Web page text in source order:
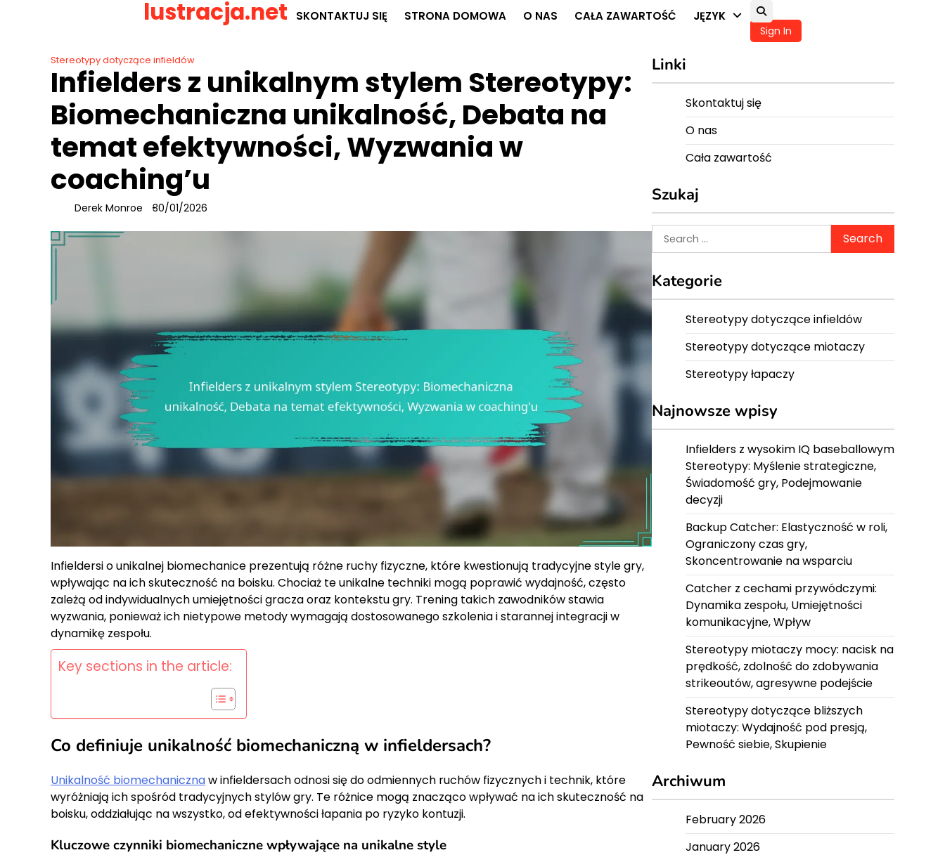
lustracja.net SKONTAKTUJ SIĘ STRONA DOMOWA O NAS CAŁA ZAWARTOŚĆ JĘZYK
Sign In
Stereotypy dotyczące infieldów
Infielders z unikalnym stylem Stereotypy:
Biomechaniczna unikalność, Debata na
temat efektywności, Wyzwania w
coaching’u
Derek Monroe 30/01/2026
Infieldersi o unikalnej biomechanice prezentują różne ruchy fizyczne, które kwestionują tradycyjne style gry,
wpływając na ich skuteczność na boisku. Chociaż te unikalne techniki mogą poprawić wydajność, często
zależą od indywidualnych umiejętności gracza oraz kontekstu gry. Trening takich zawodników stawia
wyzwania, ponieważ ich nietypowe metody wymagają dostosowanego szkolenia i starannej integracji w
dynamikę zespołu.
Key sections in the article:
Co definiuje unikalność biomechaniczną w infieldersach?
Unikalność biomechanicznaw infieldersach odnosi się do odmiennych ruchów fizycznych i technik, które
wyróżniają ich spośród tradycyjnych stylów gry. Te różnice mogą znacząco wpływać na ich skuteczność na
boisku, oddziałując na wszystko, od efektywności łapania po ryzyko kontuzji.
Kluczowe czynniki biomechaniczne wpływające na unikalne style
Linki
Skontaktuj się
O nas
Cała zawartość
Szukaj
Search
for:
Kategorie
Stereotypy dotyczące infieldów
Stereotypy dotyczące miotaczy
Stereotypy łapaczy
Najnowsze wpisy
Infielders z wysokim IQ baseballowym
Stereotypy: Myślenie strategiczne,
Świadomość gry, Podejmowanie
decyzji
Backup Catcher: Elastyczność w roli,
Ograniczony czas gry,
Skoncentrowanie na wsparciu
Catcher z cechami przywódczymi:
Dynamika zespołu, Umiejętności
komunikacyjne, Wpływ
Stereotypy miotaczy mocy: nacisk na
prędkość, zdolność do zdobywania
strikeoutów, agresywne podejście
Stereotypy dotyczące bliższych
miotaczy: Wydajność pod presją,
Pewność siebie, Skupienie
Archiwum
February 2026
January 2026